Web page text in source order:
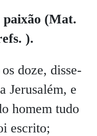
paixão (Mat.
).
doze, disse-
Jerusalém, e
homem tudo
escrito;